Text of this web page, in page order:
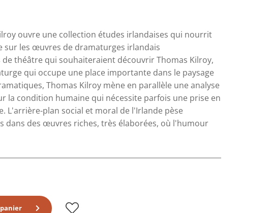
ouvre une collection études irlandaises qui nourrit
les œuvres de dramaturges irlandais
théâtre qui souhaiteraient découvrir Thomas Kilroy,
qui occupe une place importante dans le paysage
Thomas Kilroy mène en parallèle une analyse
la condition humaine qui nécessite parfois une prise en
L'arrière-plan social et moral de l'Irlande pèse
dans des œuvres riches, très élaborées, où l'humour